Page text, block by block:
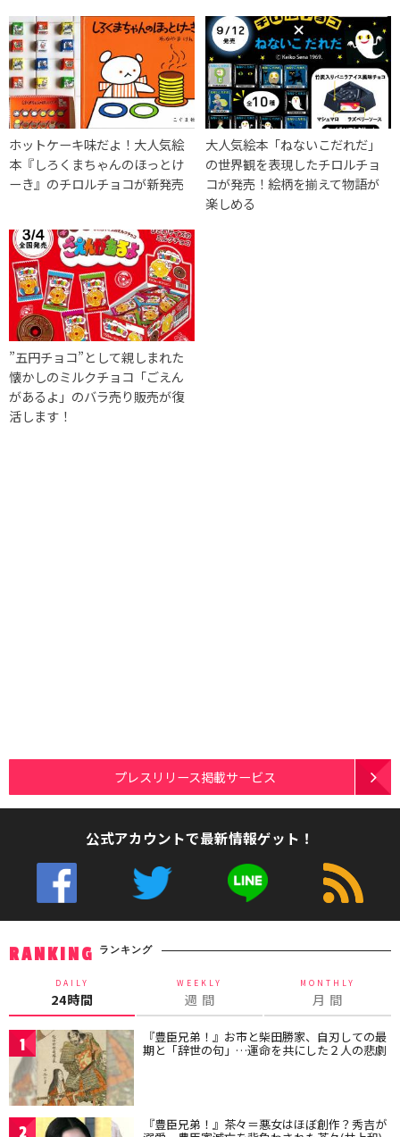
ホットケーキ味だよ！大人気絵
本『しろくまちゃんのほっとけ
ーき』のチロルチョコが新発売
大人気絵本「ねないこだれだ」
の世界観を表現したチロルチョ
コが発売！絵柄を揃えて物語が
楽しめる
”五円チョコ”として親しまれた
懐かしのミルクチョコ「ごえん
があるよ」のバラ売り販売が復
活します！
プレスリリース掲載サービス
公式アカウントで最新情報ゲット！
RANKING ランキング
DAILY
24時間
WEEKLY
週 間
MONTHLY
月 間
1 『豊臣兄弟！』お市と柴田勝家、自刃しての最
期と「辞世の句」…運命を共にした２人の悲劇
2 『豊臣兄弟！』茶々＝悪女はほぼ創作？秀吉が